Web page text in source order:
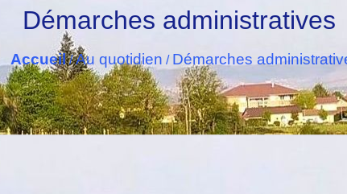
Démarches administratives
Accueil/Au quotidien / Démarches